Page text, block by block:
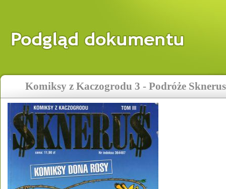
Komiksy z Kaczogrodu 3 - Podróże